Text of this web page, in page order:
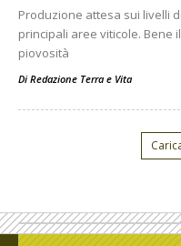
Produzione attesa sui livelli
principali aree viticole. Bene
piovosità
Di Redazione Terra e Vita